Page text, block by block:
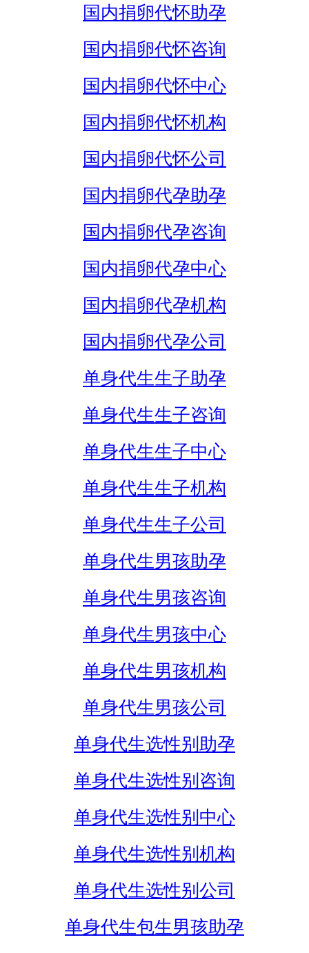
国内捐卵代怀助孕
国内捐卵代怀咨询
国内捐卵代怀中心
国内捐卵代怀机构
国内捐卵代怀公司
国内捐卵代孕助孕
国内捐卵代孕咨询
国内捐卵代孕中心
国内捐卵代孕机构
国内捐卵代孕公司
单身代生生子助孕
单身代生生子咨询
单身代生生子中心
单身代生生子机构
单身代生生子公司
单身代生男孩助孕
单身代生男孩咨询
单身代生男孩中心
单身代生男孩机构
单身代生男孩公司
单身代生选性别助孕
单身代生选性别咨询
单身代生选性别中心
单身代生选性别机构
单身代生选性别公司
单身代生包生男孩助孕